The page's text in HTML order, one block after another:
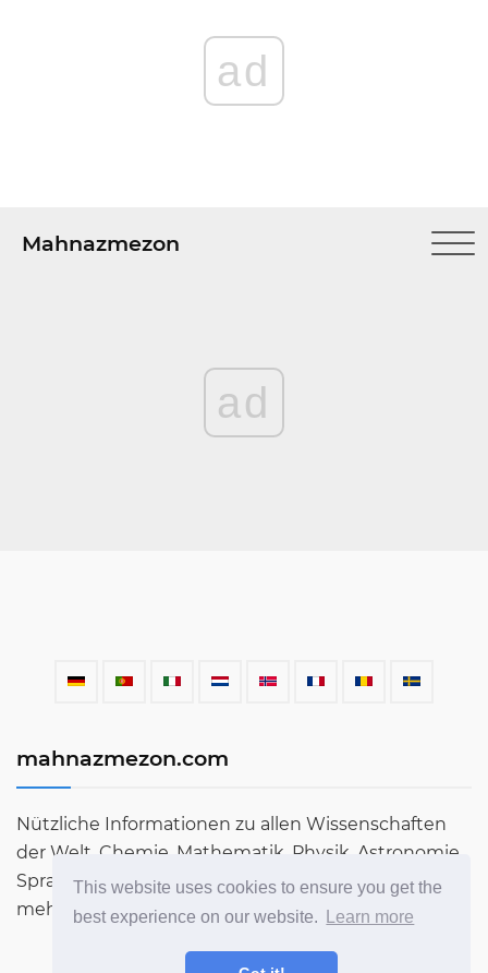
This website uses cookies to ensure you get the
best experience on our website.
Learn more
ad
Mahnazmezon
ad
mahnazmezon.com
Nützliche Informationen zu allen Wissenschaften
der Welt. Chemie, Mathematik, Physik, Astronomie,
Sprachen, Literatur und vieles mehr. Erfahren Sie
mehr über die Welt in unserem Blog!